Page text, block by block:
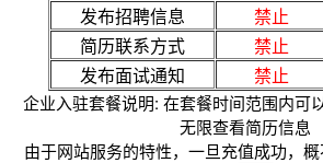
发布招聘信息
禁止
简历联系方式
禁止
发布面试通知
禁止
企业入驻套餐说明: 在套餐时间范围内可
无限查看简历信息
由于网站服务的特性，一旦充值成功，